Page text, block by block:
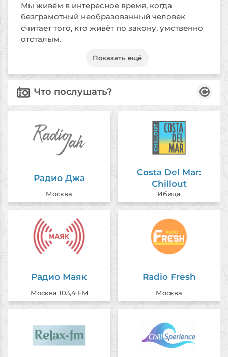
Мы живём в интересное время, когда
безграмотный необразованный человек
считает того, кто живёт по закону, умственно
отсталым.
Показать ещё
Радио Джа
Москва
Costa Del Mar:
Chillout
Ибица
Радио Маяк
Москва 103,4 FM
Radio Fresh
Москва